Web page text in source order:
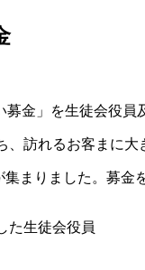
募金」を生徒会役
、訪れるお客まに大
集まりました。募金
た生徒会役員